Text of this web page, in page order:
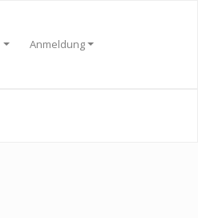
Anmeldung